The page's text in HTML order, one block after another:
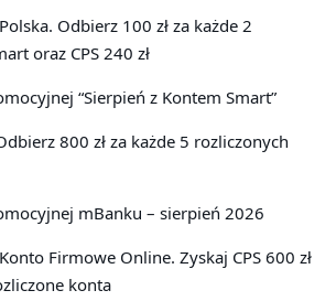
Odbierz 100 zł za każde 2
oraz CPS 240 zł
“Sierpień z Kontem Smart”
800 zł za każde 5 rozliczonych
mBanku – sierpień 2026
Firmowe Online. Zyskaj CPS 600 zł
konta